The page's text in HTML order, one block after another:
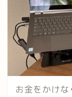
お金をかけ